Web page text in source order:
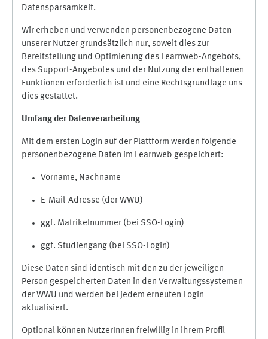
Datensparsamkeit.
Wir erheben und verwenden personenbezogene Daten
unserer Nutzer grundsätzlich nur, soweit dies zur
Bereitstellung und Optimierung des Learnweb-Angebots,
des Support-Angebotes und der Nutzung der enthaltenen
Funktionen erforderlich ist und eine Rechtsgrundlage uns
dies gestattet.
Umfang der Datenverarbeitung
Mit dem ersten Login auf der Plattform werden folgende
personenbezogene Daten im Learnweb gespeichert:
Vorname, Nachname
E-Mail-Adresse (der WWU)
ggf. Matrikelnummer (bei SSO-Login)
ggf. Studiengang (bei SSO-Login)
Diese Daten sind identisch mit den zu der jeweiligen
Person gespeicherten Daten in den Verwaltungssystemen
der WWU und werden bei jedem erneuten Login
aktualisiert.
Optional können NutzerInnen freiwillig in ihrem Profil